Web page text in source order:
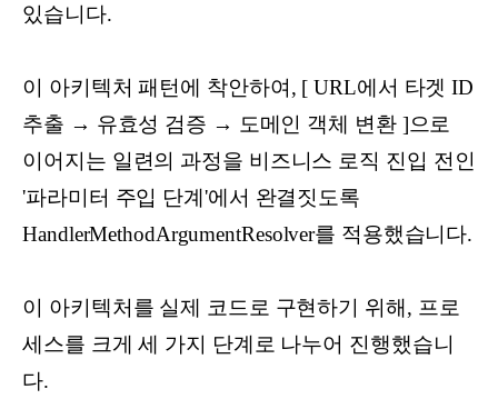
있습니다.
이 아키텍처 패턴에 착안하여, [ URL에서 타겟 ID
추출 → 유효성 검증 → 도메인 객체 변환 ]으로
이어지는 일련의 과정을 비즈니스 로직 진입 전인
'파라미터 주입 단계'에서 완결짓도록
HandlerMethodArgumentResolver를 적용했습니다.
이 아키텍처를 실제 코드로 구현하기 위해, 프로
세스를 크게 세 가지 단계로 나누어 진행했습니
다.